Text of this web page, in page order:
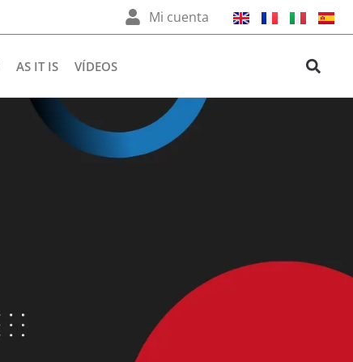
Mi cuenta
AS IT IS VÍDEOS